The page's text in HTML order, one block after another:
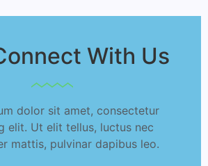
With Us
dolor sit amet, consectetur
elit. Ut elit tellus, luctus nec
mattis, pulvinar dapibus leo.